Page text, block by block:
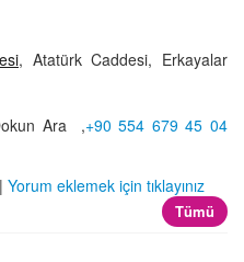
, Atatürk Caddesi, Erkayalar
Ara ,+90 554 679 45 04
Yorum eklemek için tıklayınız
Tümü